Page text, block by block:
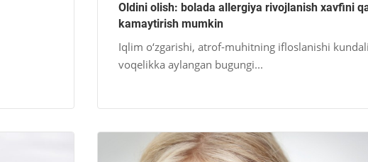
Iqlim o‘zgarishi, atrof-muhitning ifloslanishi
voqelikka aylangan bugungi...
Oldini olish: bolada allergiya rivojlanish xavfini
kamaytirish mumkin